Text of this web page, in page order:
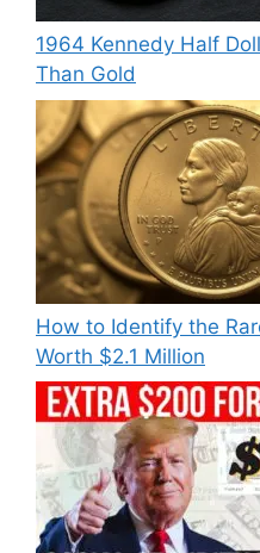
1964 Kennedy Half
Than Gold
How to Identify the
Worth $2.1 Million